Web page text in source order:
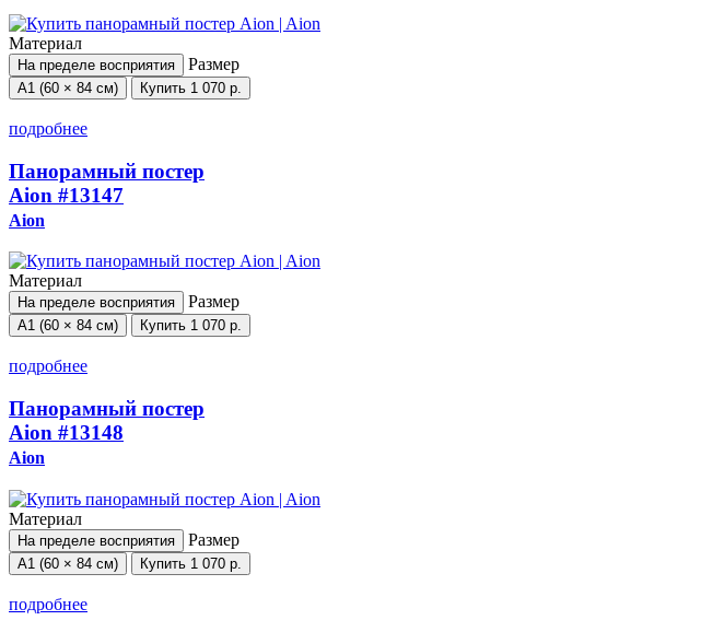
Материал
На пределе восприятия Размер
А1 (60 × 84 см) Купить 1 070 р.
подробнее
Панорамный постер
Aion #13147
Aion
Материал
На пределе восприятия Размер
А1 (60 × 84 см) Купить 1 070 р.
подробнее
Панорамный постер
Aion #13148
Aion
Материал
На пределе восприятия Размер
А1 (60 × 84 см) Купить 1 070 р.
подробнее